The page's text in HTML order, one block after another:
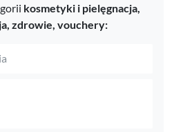
kosmetyki i pielęgnacja,
zdrowie, vouchery: